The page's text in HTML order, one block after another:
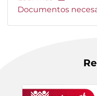
Documentos